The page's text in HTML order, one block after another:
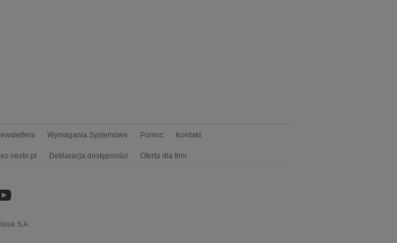
Wymagania Systemowe Pomoc Kontakt
nexto.pl Deklaracja dostępności Oferta dla firm
S.A.